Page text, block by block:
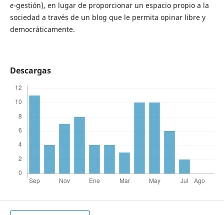
e-gestión), en lugar de proporcionar un espacio propio a la
sociedad a través de un blog que le permita opinar libre y
democráticamente.
Descargas